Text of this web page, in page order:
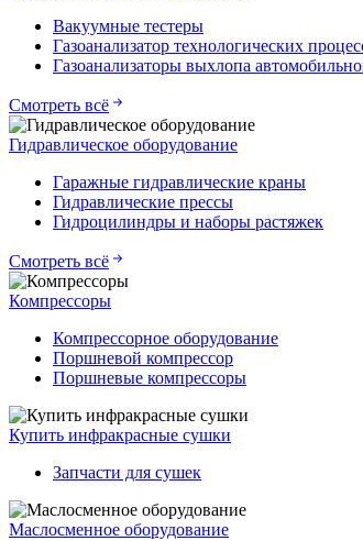
Вакуумные тестеры
Газоанализатор технологических
Газоанализаторы выхлопа
Смотреть всё
Гидравлическое оборудование
Гаражные гидравлические краны
Гидравлические прессы
Гидроцилиндры и наборы растяжек
Смотреть всё
Компрессоры
Компрессорное оборудование
Поршневой компрессор
Поршневые компрессоры
Купить инфракрасные сушки
Запчасти для сушек
Маслосменное оборудование